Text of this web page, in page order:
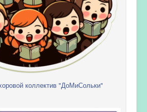
коллектив "ДоМиСольки"